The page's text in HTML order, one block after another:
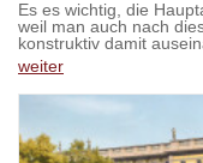
Es es wichtig, die
weil man auch nach
konstruktiv damit
weiter